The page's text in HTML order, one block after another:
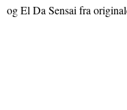
og El Da Sensai fra